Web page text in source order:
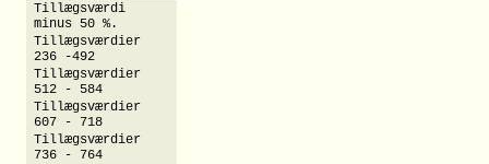
Tillægsværdi
minus 50 %.
Tillægsværdier
236 -492
Tillægsværdier
512 - 584
Tillægsværdier
607 - 718
Tillægsværdier
736 - 764